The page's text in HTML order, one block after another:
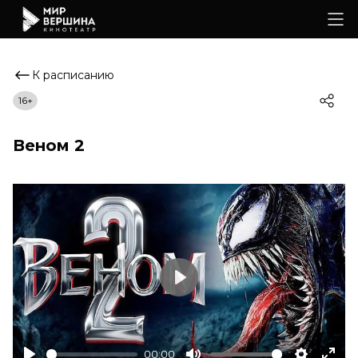
К расписанию
Веном 2
16+
00:00
Play